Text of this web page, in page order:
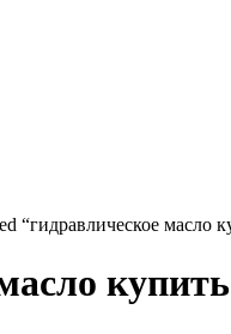
“гидравлическое масло
купить